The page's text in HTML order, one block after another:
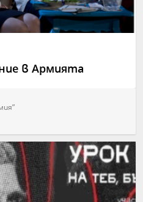
в Армията